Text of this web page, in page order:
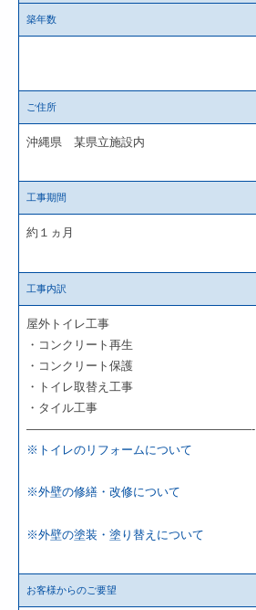
築年数
ご住所
沖縄県 某県立施設内
工事期間
約１ヵ月
工事内訳
屋外トイレ工事
・コンクリート再生
・コンクリート保護
・トイレ取替え工事
・タイル工事
———————————————————-
※トイレのリフォームについて
※外壁の修繕・改修について
※外壁の塗装・塗り替えについて
お客様からのご要望